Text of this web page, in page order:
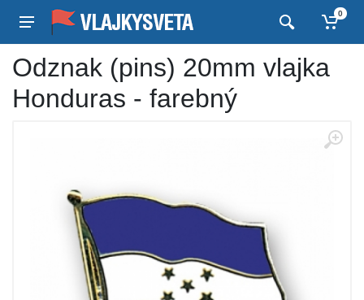
0
Odznak (pins) 20mm vlajka
Honduras - farebný